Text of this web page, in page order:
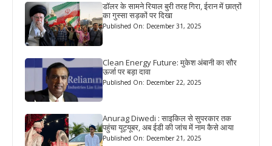
डॉलर के सामने रियाल बुरी तरह गिरा, ईरान में छात्रों
का गुस्सा सड़कों पर दिखा
Published On: December 31, 2025
Clean Energy Future: मुकेश अंबानी का सौर
ऊर्जा पर बड़ा दावा
Published On: December 22, 2025
Anurag Diwedi : साइकिल से सुपरकार तक
पहुंचा यूट्यूबर, अब ईडी की जांच में नाम कैसे आया
Published On: December 21, 2025